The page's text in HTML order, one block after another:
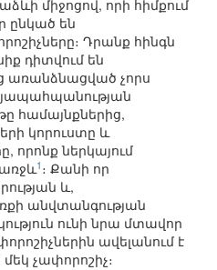
միջոցով, որի հիմքում
ընկած են
Դրանք հինգն
դիտվում են
առանձնացված չորս
համայնքներից,
կորուստը և
որոնք ներկայում
1 ։ Քանի որ
և,
անվտանգության
ունի նրա մտավոր
ավելանում է
չափորոշիչ։